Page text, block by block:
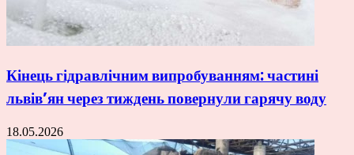
Кінець гідравлічним випробуванням: частині
львів’ян через тиждень повернули гарячу воду
18.05.2026